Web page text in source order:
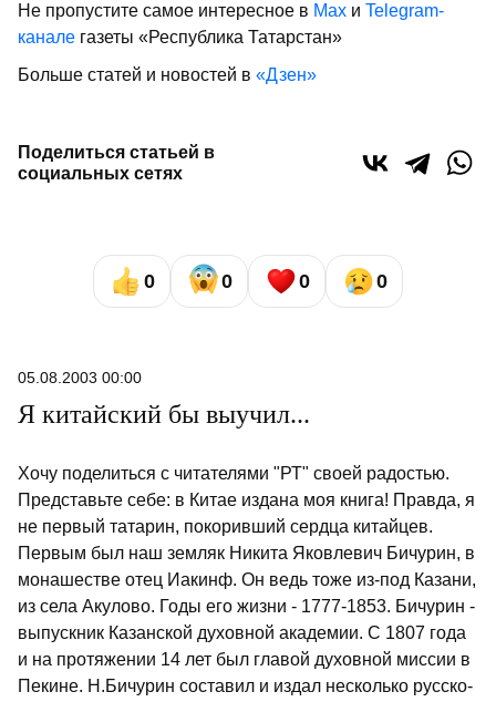
Не пропустите самое интересное в Max и Telegram-
канале газеты «Республика Татарстан»
Больше статей и новостей в «Дзен»
Поделиться статьей в
социальных сетях
0 0 0 0
05.08.2003 00:00
Я китайский бы выучил...
Хочу поделиться с читателями "РТ" своей радостью.
Представьте себе: в Китае издана моя книга! Правда, я
не первый татарин, покоривший сердца китайцев.
Первым был наш земляк Никита Яковлевич Бичурин, в
монашестве отец Иакинф. Он ведь тоже из-под Казани,
из села Акулово. Годы его жизни - 1777-1853. Бичурин -
выпускник Казанской духовной академии. С 1807 года
и на протяжении 14 лет был главой духовной миссии в
Пекине. Н.Бичурин составил и издал несколько русско-